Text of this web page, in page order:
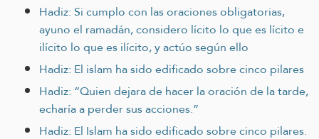
Hadiz: Si cumplo con las oraciones obligatorias,
ayuno el ramadán, considero lícito lo que es lícito e
ilícito lo que es ilícito, y actúo según ello
Hadiz: El islam ha sido edificado sobre cinco pilares
Hadiz: “Quien dejara de hacer la oración de la tarde,
echaría a perder sus acciones.”
Hadiz: El Islam ha sido edificado sobre cinco pilares.